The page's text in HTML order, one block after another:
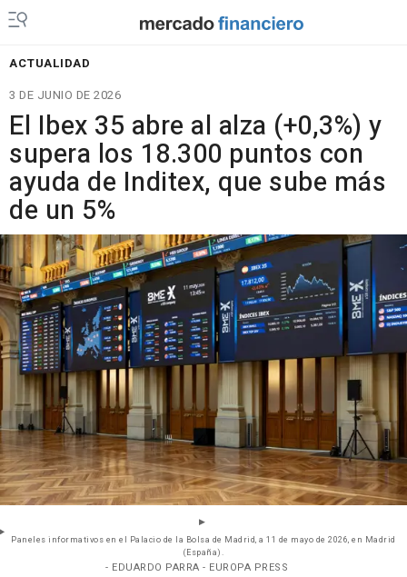
ACTUALIDAD
3 DE JUNIO DE 2026
El Ibex 35 abre al alza (+0,3%) y
supera los 18.300 puntos con
ayuda de Inditex, que sube más
de un 5%
Paneles informativos en el Palacio de la Bolsa de Madrid, a 11 de mayo de 2026, en Madrid
(España).
- EDUARDO PARRA - EUROPA PRESS